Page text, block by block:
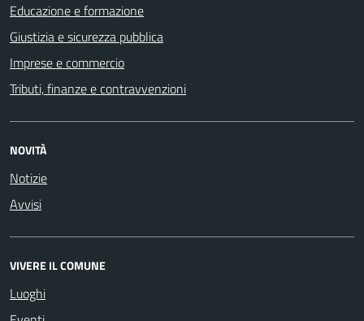
Educazione e formazione
Giustizia e sicurezza pubblica
Imprese e commercio
Tributi, finanze e contravvenzioni
NOVITÀ
Notizie
Avvisi
VIVERE IL COMUNE
Luoghi